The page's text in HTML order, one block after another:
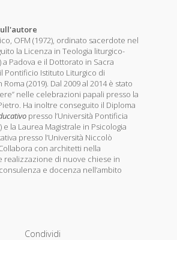
OFM (1972), ordinato sacerdote nel
la Licenza in Teologia liturgico-
a Padova e il Dottorato in Sacra
Pontificio Istituto Liturgico di
Roma (2019). Dal 2009 al 2014 è stato
nelle celebrazioni papali presso la
Ha inoltre conseguito il Diploma
presso l’Università Pontificia
e la Laurea Magistrale in Psicologia
presso l’Università Niccolò
con architetti nella
realizzazione di nuove chiese in
e docenza nell’ambito
Condividi